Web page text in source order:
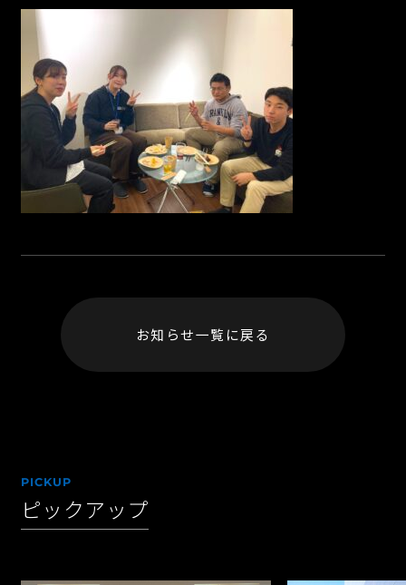
お知らせ一覧に戻る
PICKUP
ピックアップ